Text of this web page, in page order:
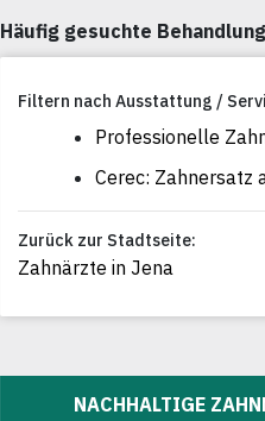
Häufig gesuchte
Filtern nach Ausstattung /
Professionelle
Cerec: Zahnersatz
Zurück zur Stadtseite:
Zahnärzte in Jena
NACHHALTIGE